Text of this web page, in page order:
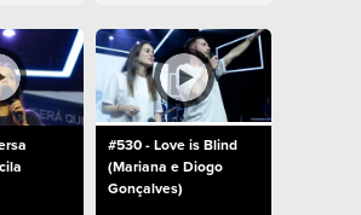
#530 - Love is Blind
(Mariana e Diogo
Gonçalves)